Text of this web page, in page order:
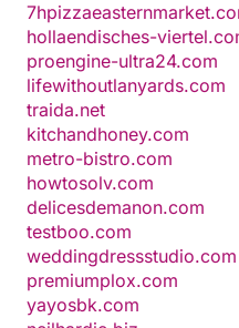
hollaendisches-
proengine-ultra24.com
lifewithoutlanyards.com
traida.net
kitchandhoney.com
metro-bistro.com
howtosolv.com
delicesdemanon.com
testboo.com
weddingdressstudio.com
premiumplox.com
yayosbk.com